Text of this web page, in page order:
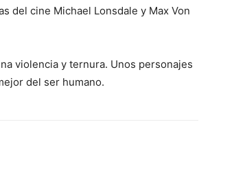
del cine Michael Lonsdale y Max Von
violencia y ternura. Unos personajes
del ser humano.